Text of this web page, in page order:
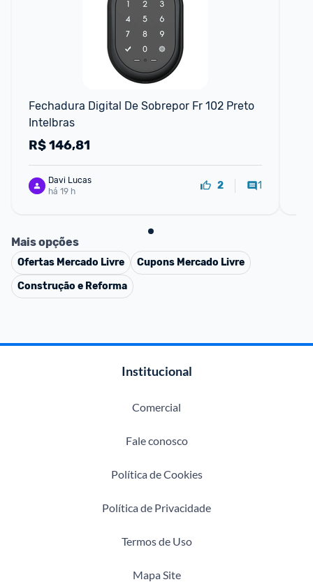
Fechadura Digital De Sobrepor Fr 102 Preto
Intelbras
R$146,81
Davi Lucas
há 19 h
2 1
Mais opções
Ofertas Mercado Livre Cupons Mercado Livre
Construção e Reforma
Institucional
Comercial
Fale conosco
Política de Cookies
Política de Privacidade
Termos de Uso
Mapa Site